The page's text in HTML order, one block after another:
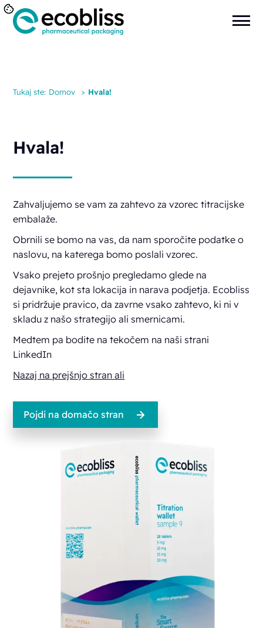
Tukaj ste: Domov > Hvala!
Hvala!
Zahvaljujemo se vam za zahtevo za vzorec titracijske
embalaže.
Obrnili se bomo na vas, da nam sporočite podatke o
naslovu, na katerega bomo poslali vzorec.
Vsako prejeto prošnjo pregledamo glede na
dejavnike, kot sta lokacija in narava podjetja. Ecobliss
si pridržuje pravico, da zavrne vsako zahtevo, ki ni v
skladu z našo strategijo ali smernicami.
Medtem pa bodite na tekočem na našistrani
LinkedIn
Nazaj na prejšnjo stran ali
Pojdi na domačo stran